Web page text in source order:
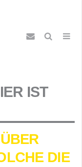
IST
DIE